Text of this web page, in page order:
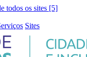
todos os sites [5]
Sites